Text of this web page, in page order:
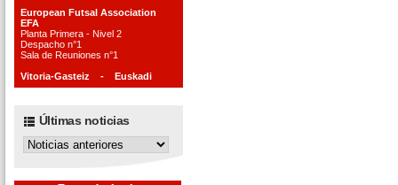
European Futsal Association
EFA
Planta Primera - Nivel 2
Despacho n°1
Sala de Reuniones n°1
Vitoria-Gasteiz - Euskadi
Últimas noticias